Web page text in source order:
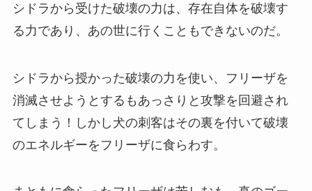
シドラから受けた破壊の力は、存在自体を破壊す
る力であり、あの世に行くこともできないのだ。
シドラから授かった破壊の力を使い、フリーザを
消滅させようとするもあっさりと攻撃を回避され
てしまう！しかし犬の刺客はその裏を付いて破壊
のエネルギーをフリーザに食らわす。